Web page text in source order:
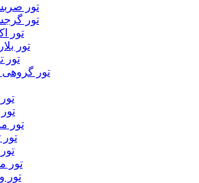
تور
تور
تور
تور
تور
تور گروهی
تور
تور
تور
تور